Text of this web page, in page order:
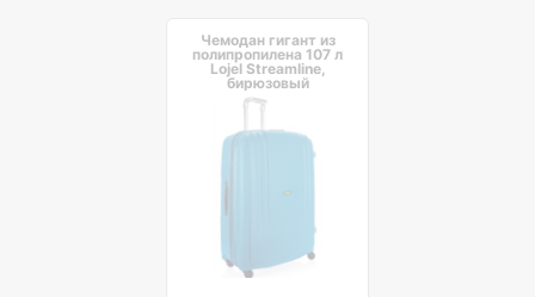
Чемодан гигант из
полипропилена 107 л
Lojel Streamline,
бирюзовый